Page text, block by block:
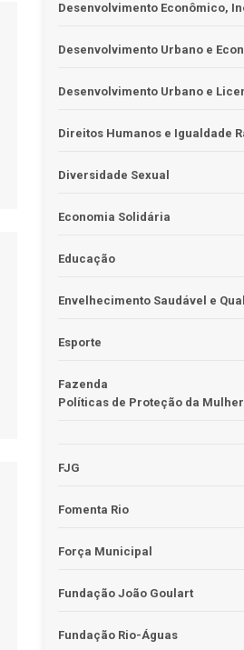
Desenvolvimento Econômico,
Desenvolvimento Urbano e
Desenvolvimento Urbano e
Direitos Humanos e Igualdade
Diversidade Sexual
Economia Solidária
Educação
Envelhecimento Saudável e
Esporte
Fazenda
Políticas de Proteção da Mulher
FJG
Fomenta Rio
Força Municipal
Fundação João Goulart
Fundação Rio-Águas